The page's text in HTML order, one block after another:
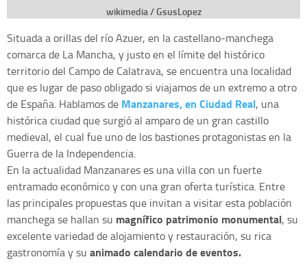
wikimedia / GsusLopez
Situada a orillas del río Azuer, en la castellano-manchega
comarca de La Mancha, y justo en el límite del histórico
territorio del Campo de Calatrava, se encuentra una localidad
que es lugar de paso obligado si viajamos de un extremo a otro
de España. Hablamos de Manzanares, en Ciudad Real, una
histórica ciudad que surgió al amparo de un gran castillo
medieval, el cual fue uno de los bastiones protagonistas en la
Guerra de la Independencia.
En la actualidad Manzanares es una villa con un fuerte
entramado económico y con una gran oferta turística. Entre
las principales propuestas que invitan a visitar esta población
manchega se hallan su magnífico patrimonio monumental, su
excelente variedad de alojamiento y restauración, su rica
gastronomía y su animado calendario de eventos.